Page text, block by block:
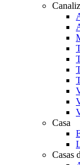
Casa
Casas